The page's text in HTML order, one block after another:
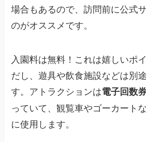
場合もあるので、訪問前に公式
のがオススメです。
入園料は無料！これは嬉しいポ
だし、遊具や飲食施設などは別
す。アトラクションは電子回数
っていて、観覧車やゴーカート
に使用します。